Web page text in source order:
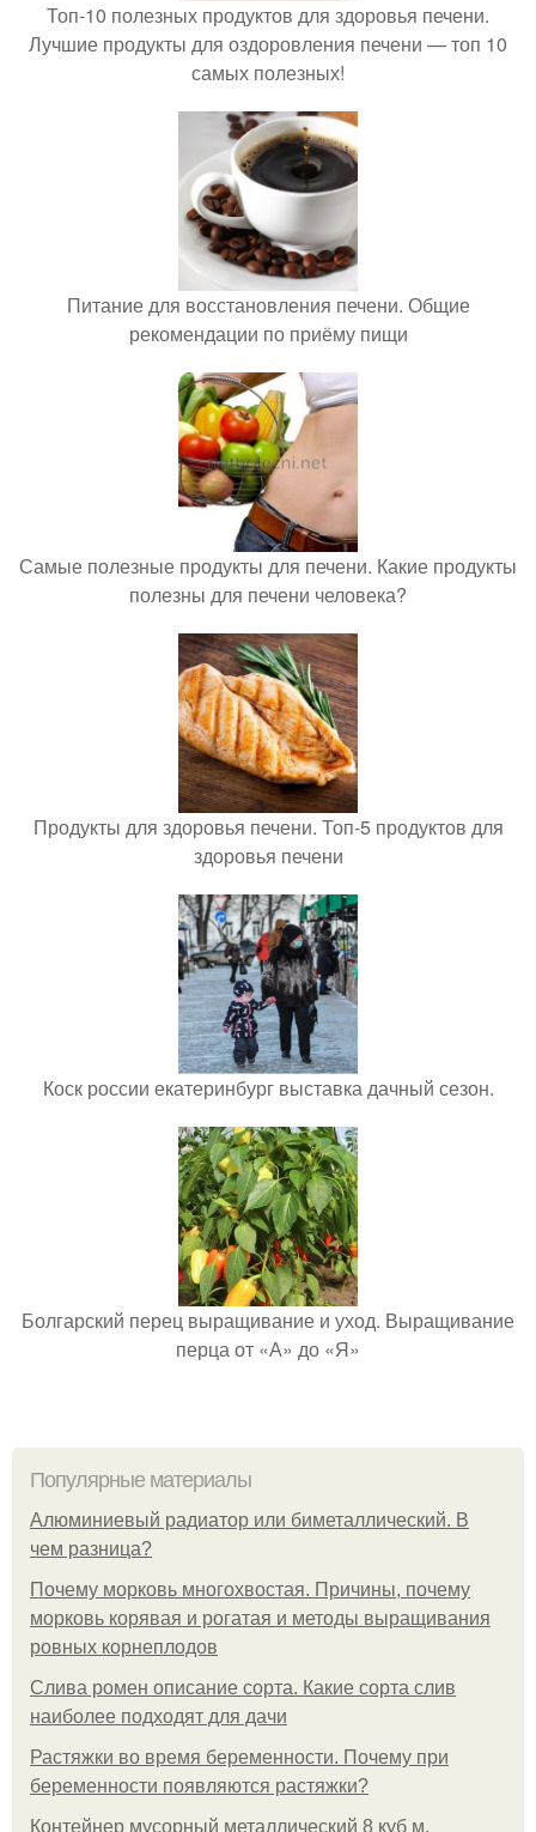
Топ-10 полезных продуктов для здоровья печени.
Лучшие продукты для оздоровления печени — топ 10
самых полезных!
Питание для восстановления печени. Общие
рекомендации по приёму пищи
Самые полезные продукты для печени. Какие продукты
полезны для печени человека?
Продукты для здоровья печени. Топ-5 продуктов для
здоровья печени
Коск россии екатеринбург выставка дачный сезон.
Болгарский перец выращивание и уход. Выращивание
перца от «А» до «Я»
Популярные материалы
Алюминиевый радиатор или биметаллический. В
чем разница?
Почему морковь многохвостая. Причины, почему
морковь корявая и рогатая и методы выращивания
ровных корнеплодов
Слива ромен описание сорта. Какие сорта слив
наиболее подходят для дачи
Растяжки во время беременности. Почему при
беременности появляются растяжки?
Контейнер мусорный металлический 8 куб м.